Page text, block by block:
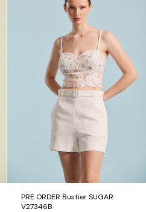
PRE ORDER Bustier SUGAR
V27346B